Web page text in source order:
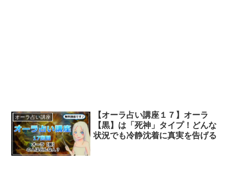
オーラ占い講座
【オーラ占い講座１７】オーラ
【黒】は「死神」タイプ！どんな
状況でも冷静沈着に真実を告げる